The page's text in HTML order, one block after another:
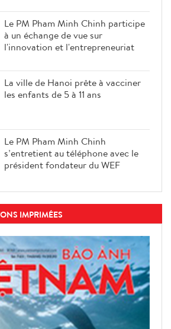
Le PM Pham Minh Chinh participe
à un échange de vue sur
l'innovation et l'entrepreneuriat
La ville de Hanoi prête à vacciner
les enfants de 5 à 11 ans
Le PM Pham Minh Chinh
s’entretient au téléphone avec le
président fondateur du WEF
IMPRIMÉES